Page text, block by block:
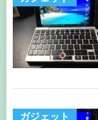
ガジェット